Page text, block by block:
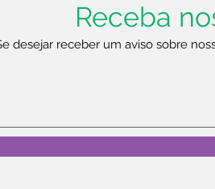
Receba
desejar receber um aviso sobre